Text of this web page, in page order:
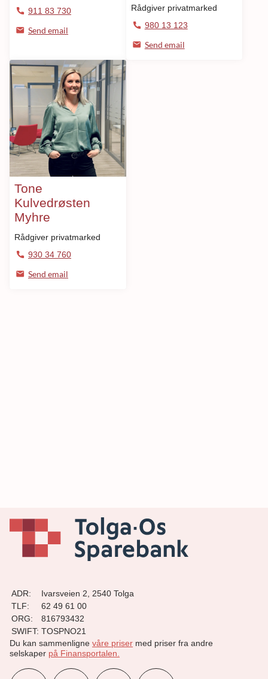
911 83 730
Send email
Rådgiver privatmarked
980 13 123
Send email
Tone
Kulvedrøsten
Myhre
Rådgiver privatmarked
930 34 760
Send email
ADR:
Ivarsveien 2, 2540 Tolga
TLF:
62 49 61 00
ORG:
816793432
SWIFT: TOSPNO21
Du kan sammenligne våre priser med priser fra andre
selskaper på Finansportalen